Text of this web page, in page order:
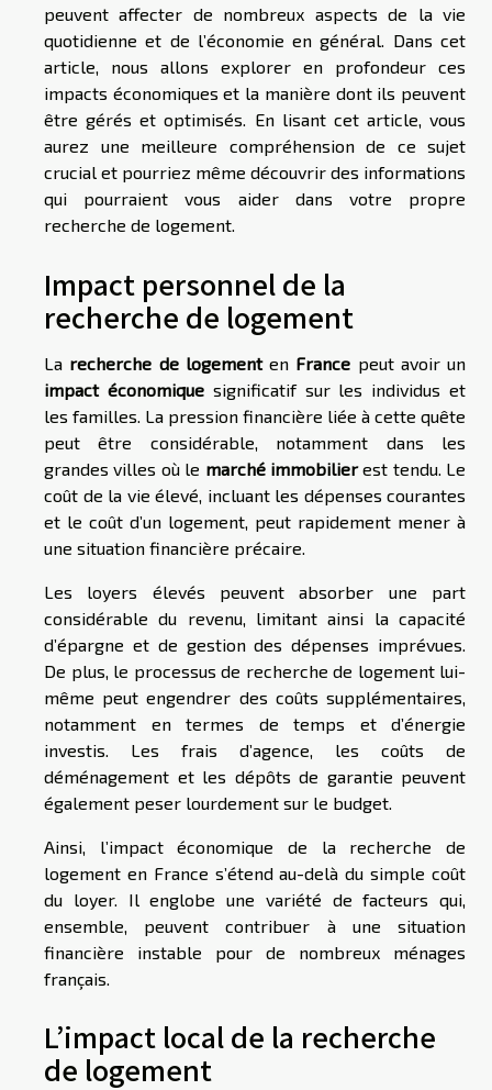
peuvent affecter de nombreux aspects de la vie
quotidienne et de l’économie en général. Dans cet
article, nous allons explorer en profondeur ces
impacts économiques et la manière dont ils peuvent
être gérés et optimisés. En lisant cet article, vous
aurez une meilleure compréhension de ce sujet
crucial et pourriez même découvrir des informations
qui pourraient vous aider dans votre propre
recherche de logement.
Impact personnel de la
recherche de logement
La recherche de logementen France peut avoir un
impact économiquesignificatif sur les individus et
les familles. La pression financière liée à cette quête
peut être considérable, notamment dans les
grandes villes où le marché immobilierest tendu. Le
coût de la vie élevé, incluant les dépenses courantes
et le coût d’un logement, peut rapidement mener à
une situation financière précaire.
Les loyers élevés peuvent absorber une part
considérable du revenu, limitant ainsi la capacité
d’épargne et de gestion des dépenses imprévues.
De plus, le processus de recherche de logement lui-
même peut engendrer des coûts supplémentaires,
notamment en termes de temps et d’énergie
investis. Les frais d’agence, les coûts de
déménagement et les dépôts de garantie peuvent
également peser lourdement sur le budget.
Ainsi, l’impact économique de la recherche de
logement en France s’étend au-delà du simple coût
du loyer. Il englobe une variété de facteurs qui,
ensemble, peuvent contribuer à une situation
financière instable pour de nombreux ménages
français.
L’impact local de la recherche
de logement